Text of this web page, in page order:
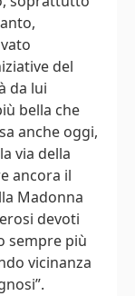
del
da lui
bella che
anche oggi,
via della
ancora il
Madonna
devoti
sempre più
vicinanza